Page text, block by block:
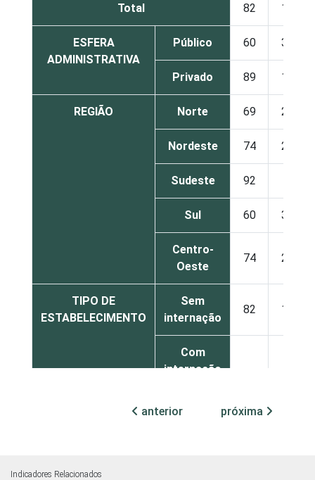
Total 82 17
ESFERA
ADMINISTRATIVA
Público 60 37
Privado 89 11
REGIÃO Norte 69 27
Nordeste 74 25
Sudeste 92
Sul 60 37
Centro-
Oeste
74 26
TIPO DE
ESTABELECIMENTO
Sem
internação
82 17
Com
internação
anterior próxima
Indicadores Relacionados